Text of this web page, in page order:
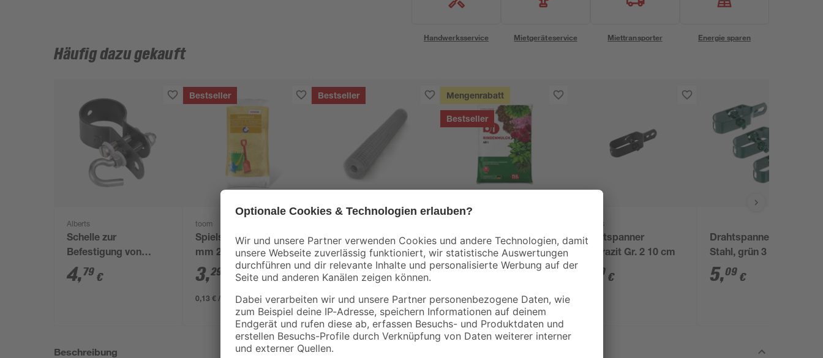
Handwerksservice Mietgeräteservice Miettransporter Energie sparen
Häufig dazu gekauft
Alberts
Schelle zur
Befestigung von
Geflechtspannstäben
anthrazit Ø 3,4 cm
4,79 €
Bestseller
toom
Spielsand beige 0-2
mm 25 kg
3,29
0,13 € / Kilogramm
Bestseller
Wühlmausgitter für
Hochbeete 2,1 x 1,1 m
6,92 € / m²
15,99 € / Pack
Mengenrabatt
Bestseller
Rindenmulch 0-40
mm 40 l
3,99
0,10 € / Liter
Alberts
Drahtspanner
anthrazit Gr. 2 10 cm
89 €
Drahtspanner aus
Stahl, grün 3 Stück
5,09 €
Beschreibung